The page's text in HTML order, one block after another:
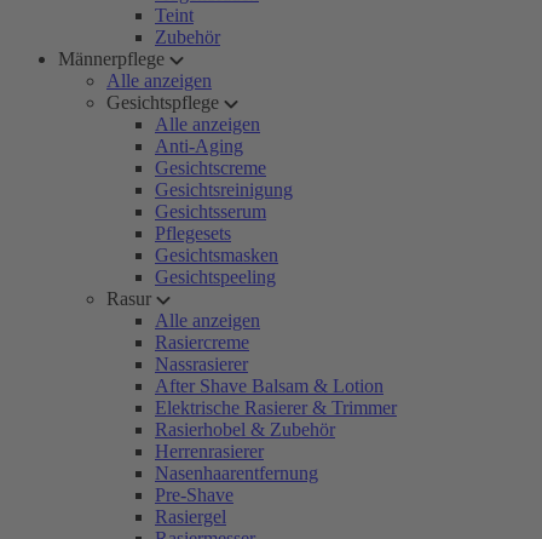
Teint
Zubehör
Männerpflege
Alle anzeigen
Gesichtspflege
Alle anzeigen
Anti-Aging
Gesichtscreme
Gesichtsreinigung
Gesichtsserum
Pflegesets
Gesichtsmasken
Gesichtspeeling
Rasur
Alle anzeigen
Rasiercreme
Nassrasierer
After Shave Balsam & Lotion
Elektrische Rasierer & Trimmer
Rasierhobel & Zubehör
Herrenrasierer
Nasenhaarentfernung
Pre-Shave
Rasiergel